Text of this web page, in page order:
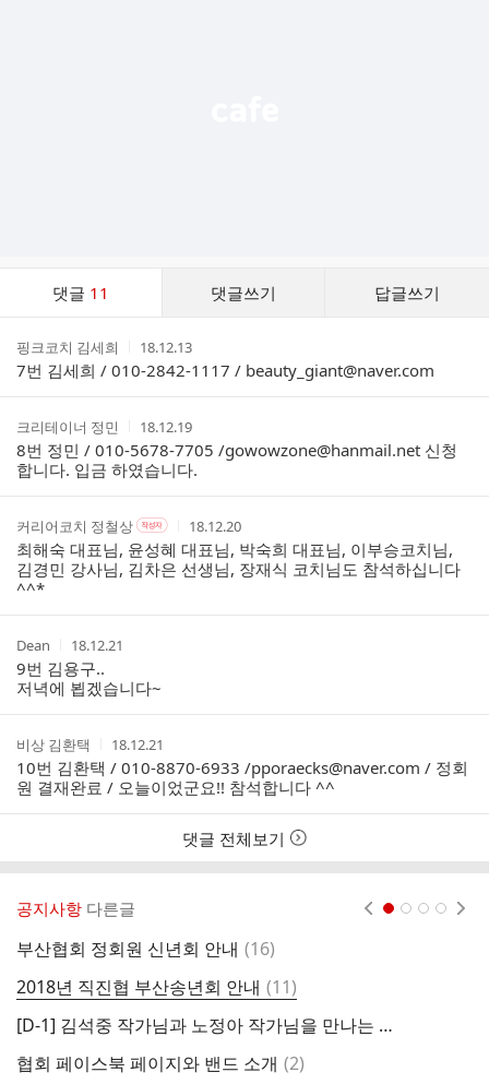
댓글 11 댓글쓰기 답글쓰기
스
작
성
자
핑크코치 김세희
작
성
시
간
18.12.13
7번 김세희 / 010-2842-1117 / beauty_giant@naver.com
작
성
자
크리테이너 정민
작
성
시
간
18.12.19
8번 정민 / 010-5678-7705 /gowowzone@hanmail.net 신청
합니다. 입금 하였습니다.
작
성
자
커리어코치 정철상작
성
자
본
여
작
성
자
작
성
시
간
18.12.20
최해숙 대표님, 윤성혜 대표님, 박숙희 대표님, 이부승코치님,
김경민 강사님, 김차은 선생님, 장재식 코치님도 참석하십니다
^^*
작
성
자
Dean
작
성
시
간
18.12.21
9번 김용구..
저녁에 뵙겠습니다~
작
성
자
비상 김환택
작
성
시
간
18.12.21
10번 김환택 / 010-8870-6933 /pporaecks@naver.com / 정회
원 결재완료 / 오늘이었군요!! 참석합니다 ^^
댓글 전체보기
공지사항 다른글
부산협회 정회원 신년회 안내 댓
(16)
2018년 직진협 부산송년회 안내 댓
글
(11)
[D-1] 김석중 작가님과 노정아 작가님을 만나는 시간 ~
협회 페이스북 페이지와 밴드 소개 댓
(2)